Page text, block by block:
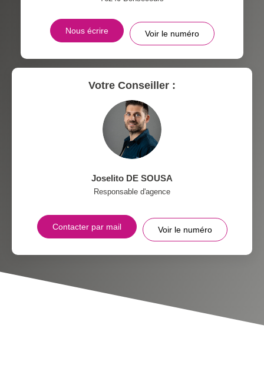
Nous écrire Voir le numéro
Votre Conseiller :
Joselito DE SOUSA
Responsable d'agence
Contacter par mail Voir le numéro